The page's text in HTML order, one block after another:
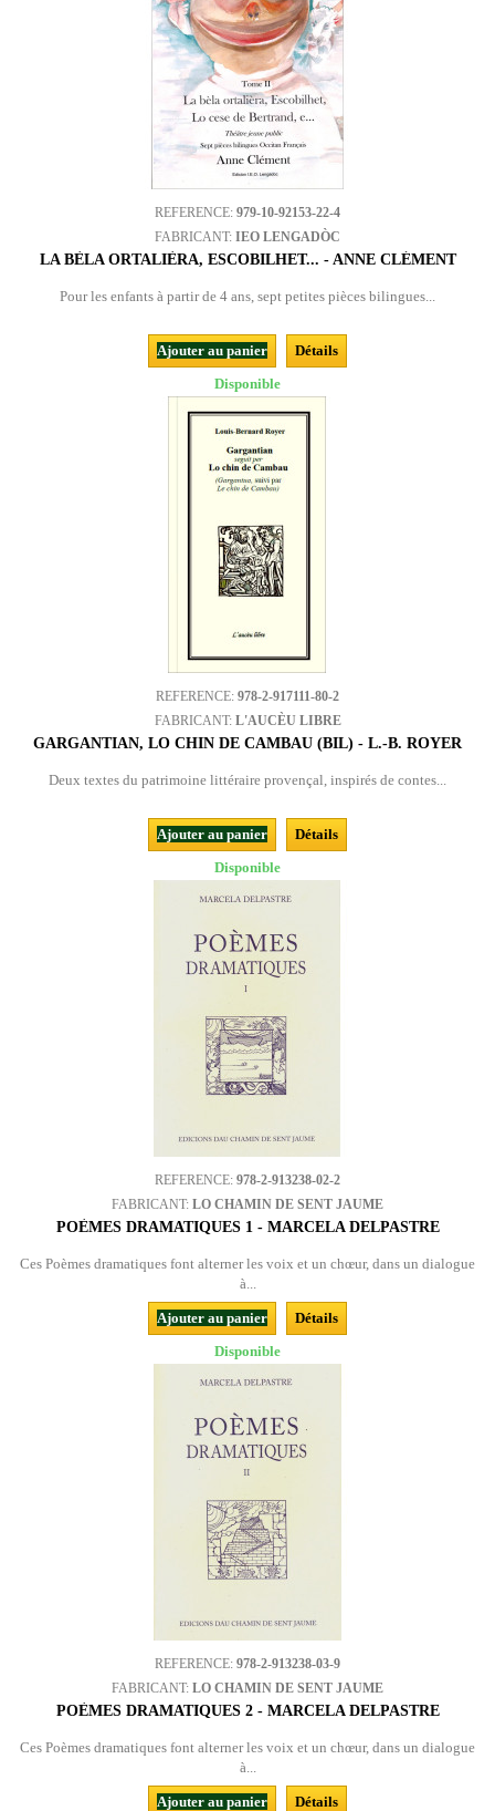
REFERENCE: 979-10-92153-22-4
FABRICANT: IEO LENGADÒC
LA BÈLA ORTALIÈRA, ESCOBILHET... - ANNE CLÉMENT
Pour les enfants à partir de 4 ans, sept petites pièces bilingues...
Ajouter au panier
Détails
Disponible
REFERENCE: 978-2-917111-80-2
FABRICANT: L'AUCÈU LIBRE
GARGANTIAN, LO CHIN DE CAMBAU (BIL) - L.-B. ROYER
Deux textes du patrimoine littéraire provençal, inspirés de contes...
Ajouter au panier
Détails
Disponible
REFERENCE: 978-2-913238-02-2
FABRICANT: LO CHAMIN DE SENT JAUME
POÈMES DRAMATIQUES 1 - MARCELA DELPASTRE
Ces Poèmes dramatiques font alterner les voix et un chœur, dans un dialogue
à...
Ajouter au panier
Détails
Disponible
REFERENCE: 978-2-913238-03-9
FABRICANT: LO CHAMIN DE SENT JAUME
POÈMES DRAMATIQUES 2 - MARCELA DELPASTRE
Ces Poèmes dramatiques font alterner les voix et un chœur, dans un dialogue
à...
Ajouter au panier
Détails